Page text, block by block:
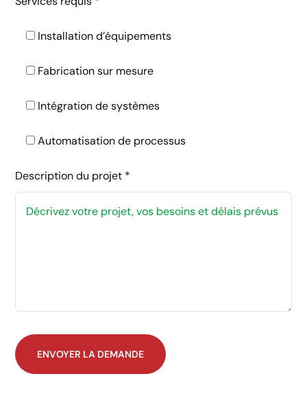
Installation d’équipements
Fabrication sur mesure
Intégration de systèmes
Automatisation de processus
Description du projet *